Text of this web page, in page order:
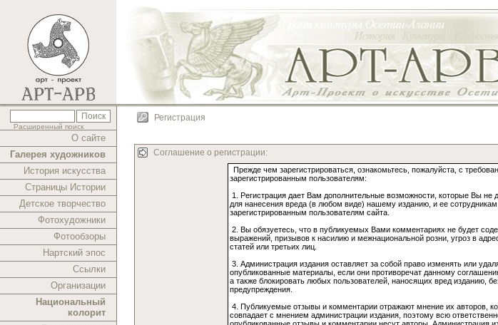
Расширенный поиск
О сайте
Галерея художников
История искусства
Страницы Истории
Детское творчество
Фотохудожники
Фотообзоры
Нартский эпос
Ссылки
Организации
Национальный
колорит
Регистрация
Соглашение о регистрации: